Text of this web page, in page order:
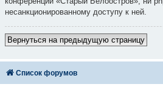
несанкционированному доступу к ней.
Вернуться на предыдущую страницу
Список форумов